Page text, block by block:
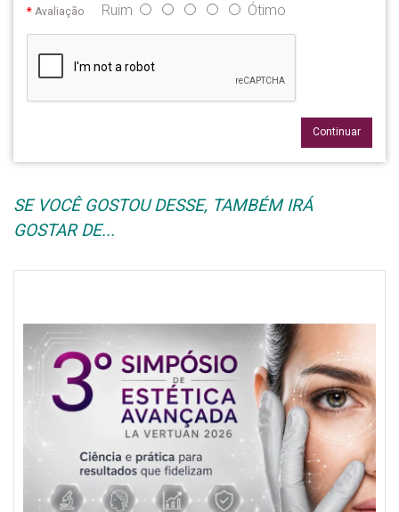
Avaliação Ruim Ótimo
Continuar
SE VOCÊ GOSTOU DESSE, TAMBÉM IRÁ
GOSTAR DE...